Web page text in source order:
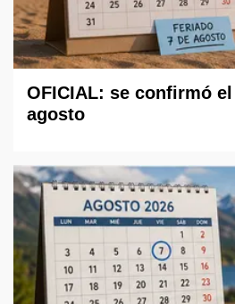
OFICIAL: se confirmó
agosto